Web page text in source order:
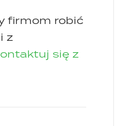
firmom robić
z
się z